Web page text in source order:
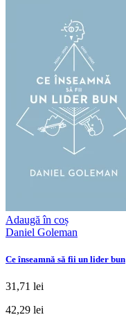
Adaugă în coș
Daniel Goleman
Ce înseamnă să fii un lider bun
31,71 lei
42,29 lei